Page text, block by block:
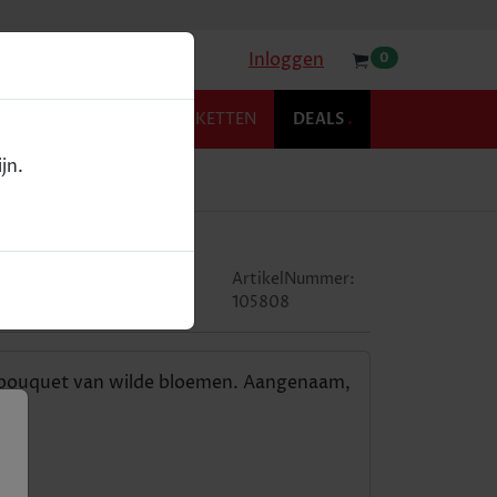
Inloggen 0
RELATIEPAKKETTEN DEALS .
ArtikelNummer:
105808
van wilde bloemen. Aangenaam,